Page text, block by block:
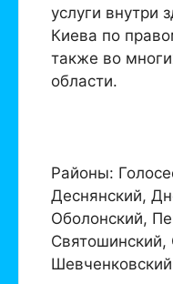
услуги внутри
Киева по
также во
области.
Районы:
Деснянский,
Оболонский,
Святошинский,